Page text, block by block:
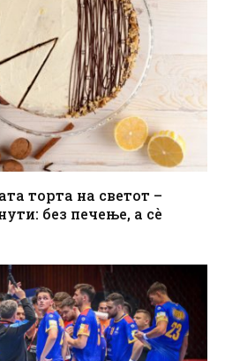
торта на светот –
без печење, а сè